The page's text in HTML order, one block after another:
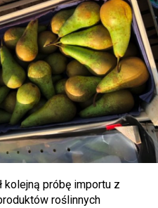
kolejną próbę importu z
roślinnych